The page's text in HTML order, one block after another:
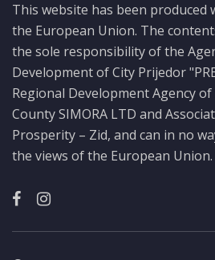
This website has been produced
the European Union. The
the sole responsibility of the
Development of City Prijedor
Regional Development Agency
County SIMORA LTD and
Prosperity – Zid, and can in no
the views of the European Union.